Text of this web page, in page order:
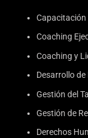
Capacitación
Coaching
Coaching y
Desarrollo
Gestión del
Gestión de
Derechos